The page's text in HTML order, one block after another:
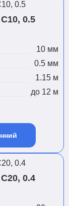
0.5
10 мм
0.5 мм
1.15 м
до 12 м
0.4